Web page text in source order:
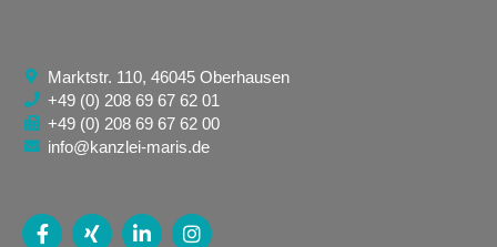
Marktstr. 110, 46045 Oberhausen
+49 (0) 208 69 67 62 01
+49 (0) 208 69 67 62 00
info@kanzlei-maris.de